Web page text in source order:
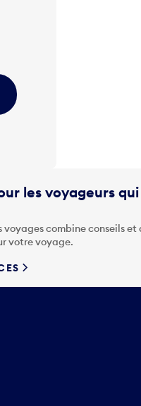
les voyageurs
combine conseils et
votre voyage.